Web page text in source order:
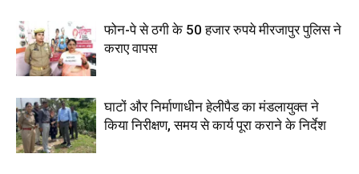
फोन-पे से ठगी के 50 हजार रुपये मीरजापुर पुलिस ने
कराए वापस
घाटों और निर्माणाधीन हेलीपैड का मंडलायुक्त ने
किया निरीक्षण, समय से कार्य पूरा कराने के निर्देश